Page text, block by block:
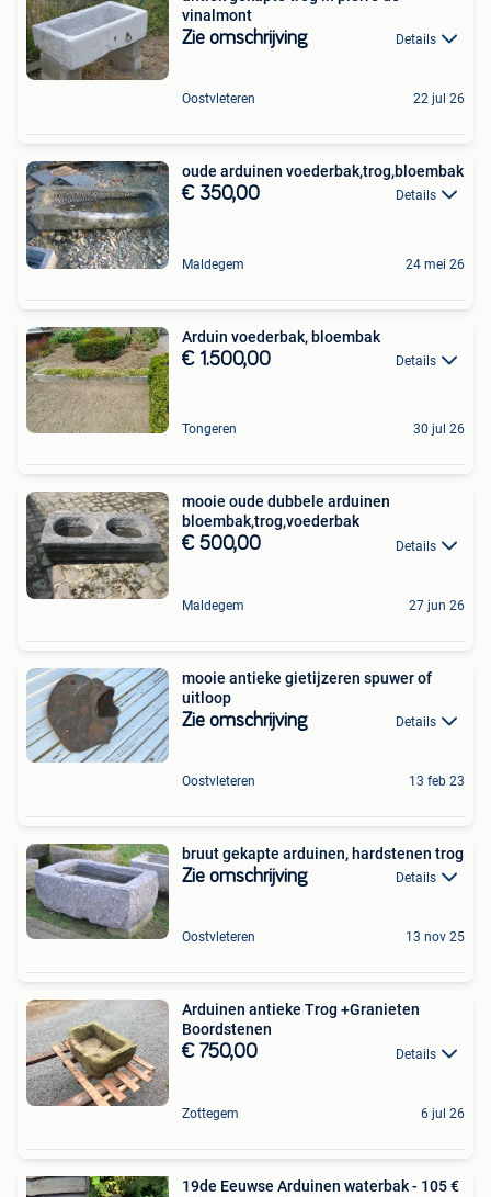
vinalmont
Zie omschrijving Details
Oostvleteren 22 jul 26
oude arduinen voederbak,trog,bloembak
€ 350,00 Details
Maldegem 24 mei 26
Arduin voederbak, bloembak
€ 1.500,00 Details
Tongeren 30 jul 26
mooie oude dubbele arduinen
bloembak,trog,voederbak
€ 500,00 Details
Maldegem 27 jun 26
mooie antieke gietijzeren spuwer of
uitloop
Zie omschrijving Details
Oostvleteren 13 feb 23
bruut gekapte arduinen, hardstenen trog
Zie omschrijving Details
Oostvleteren 13 nov 25
Arduinen antieke Trog +Granieten
Boordstenen
€ 750,00 Details
Zottegem 6 jul 26
19de Eeuwse Arduinen waterbak - 105 €